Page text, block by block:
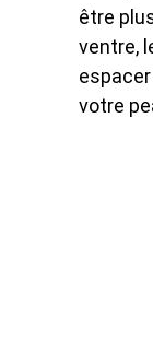
être
ventre,
votre